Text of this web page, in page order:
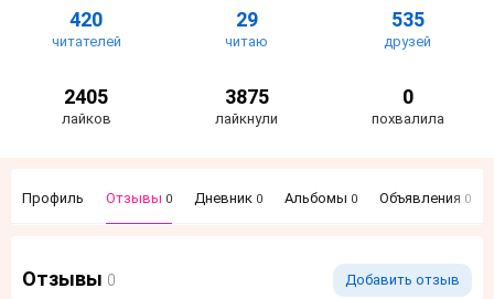
420
читателей
29
читаю
535
друзей
2405
лайков
3875
лайкнули
0
похвалила
Профиль Отзывы 0 Дневник 0 Альбомы 0 Объявления 0
Отзывы 0 Добавить отзыв